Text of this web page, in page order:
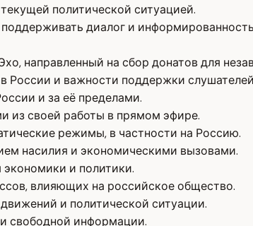
политической ситуацией.
диалог и
направленный на сбор донатов для
России и важности поддержки
и за её пределами.
из своей работы в прямом эфире.
режимы, в частности на Россию.
насилия и экономическими вызовами.
и политики.
влияющих на российское общество.
и политической ситуации.
свободной информации.